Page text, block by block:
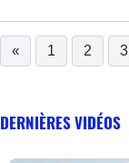
« 1 2 3
DERNIÈRES VIDÉOS